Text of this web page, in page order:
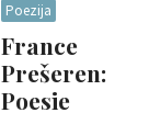
Poezija
France
Prešeren:
Poesie